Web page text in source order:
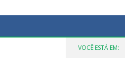
VOCÊ ESTÁ EM: